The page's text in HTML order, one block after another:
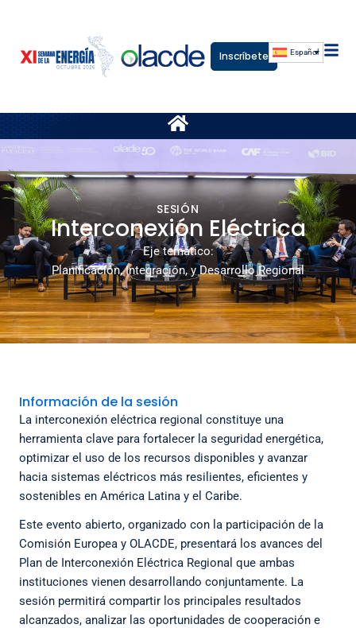
Inscríbete Español
SESIÓN
Interconexión Eléctrica
Eje temático:
Planificación, Integración, y Desarrollo Regional
Información de la sesión
La interconexión eléctrica regional constituye una
herramienta clave para fortalecer la seguridad energética,
optimizar el uso de los recursos disponibles y avanzar
hacia sistemas eléctricos más resilientes, eficientes y
sostenibles en América Latina y el Caribe.
Este evento abierto, organizado con la participación de la
Comisión Europea y OLACDE, presentará los avances del
Plan de Interconexión Eléctrica Regional que ambas
instituciones vienen desarrollando conjuntamente. La
sesión permitirá compartir los principales resultados
alcanzados, analizar las oportunidades de cooperación e